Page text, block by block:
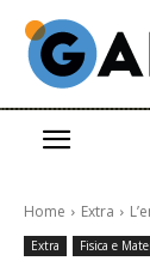
Home Extra
Extra Fisica e